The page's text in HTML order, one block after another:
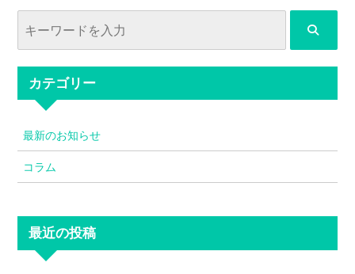
カテゴリー
最新のお知らせ
コラム
最近の投稿